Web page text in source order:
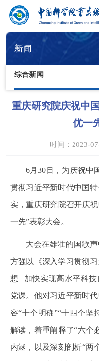
您的位置：首页 新闻
新闻
综合新闻
重庆研究院庆祝中
优一
时间：2023-
6月30日，为庆祝中
贯彻习近平新时代中国
实，重庆研究院召开庆
一先”表彰大会。
大会在雄壮的国歌
方强以《深入学习贯彻
想 加快实现高水平科技
党课。他对习近平新时
容“十个明确”“十四个坚
解读，着重阐释了“六个
内涵，以及深刻剖析“两